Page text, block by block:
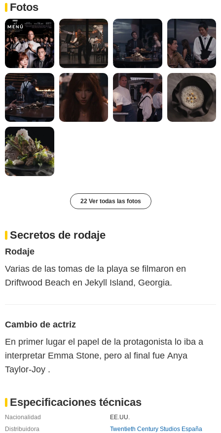
Fotos
22 Ver todas las fotos
Secretos de rodaje
Rodaje
Varias de las tomas de la playa se filmaron en
Driftwood Beach en Jekyll Island, Georgia.
Cambio de actriz
En primer lugar el papel de la protagonista lo iba a
interpretar Emma Stone, pero al final fue Anya
Taylor-Joy .
Especificaciones técnicas
Nacionalidad
EE.UU.
Distribuidora
Twentieth Century Studios España